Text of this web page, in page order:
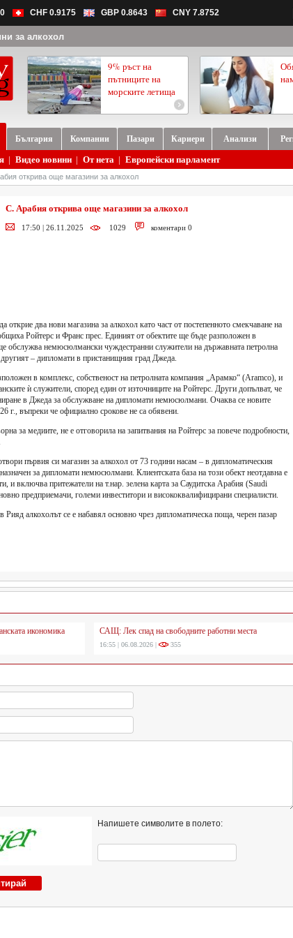
CHF 0.9175 GBP 0.8643 CNY 7.8752
за алкохол
9% ръст на
пътниците на
морските летища
България Компании Пазари Кариери Анализи
| Видео новини | От нета | Европейски парламент
открива още магазини за алкохол
С. Арабия открива още магазини за алкохол
17:50 | 26.11.2025 1029 коментари 0
открие два нови магазина за алкохол като част от постепенното смекчаване на
Ройтерс и Франс прес. Единият от обектите ще бъде разположен в
обслужва немюсюлмански чуждестранни служители на държавната петролна
– дипломати в пристанищния град Джеда.
в комплекс, собственост на петролната компания „Арамко“ (Aramco), и
ѝ служители, според един от източниците на Ройтерс. Други допълват, че
в Джеда за обслужване на дипломати немюсюлмани. Очаква се новите
г., въпреки че официално срокове не са обявени.
за медиите, не е отговорила на запитвания на Ройтерс за повече подробности,
първия си магазин за алкохол от 73 години насам – в дипломатическия
за дипломати немюсюлмани. Клиентската база на този обект неотдавна е
и включва притежатели на т.нар. зелена карта за Саудитска Арабия (Saudi
предприемачи, големи инвеститори и висококвалифицирани специалисти.
Рияд алкохолът се е набавял основно чрез дипломатическа поща, черен пазар
икономика САЩ: Лек спад на свободните работни места
16:55 | 06.08.2026 | 355
Напишете символите в полето: